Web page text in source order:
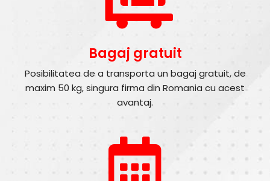
Bagaj gratuit
Posibilitatea de a transporta un bagaj gratuit, de
maxim 50 kg, singura firma din Romania cu acest
avantaj.